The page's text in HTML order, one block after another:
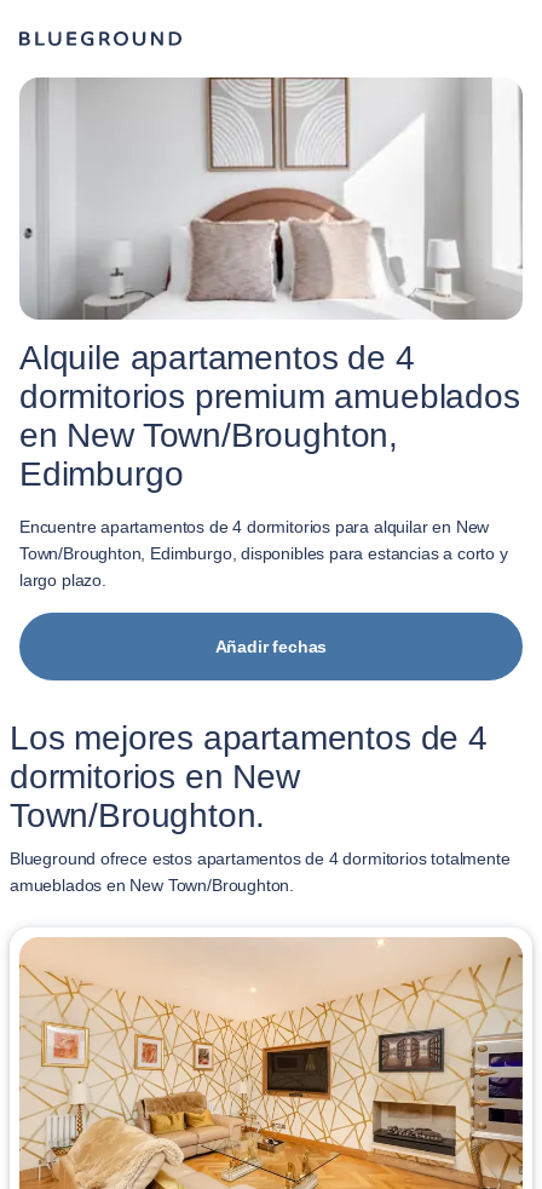
Alquile apartamentos de 4
dormitorios premium amueblados
en New Town/Broughton,
Edimburgo
Encuentre apartamentos de 4 dormitorios para alquilar en New
Town/Broughton, Edimburgo, disponibles para estancias a corto y
largo plazo.
Añadir fechas
Los mejores apartamentos de 4
dormitorios en New
Town/Broughton.
Blueground ofrece estos apartamentos de 4 dormitorios totalmente
amueblados en New Town/Broughton.